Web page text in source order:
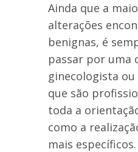
Ainda que a
alterações
benignas, é
passar por uma
ginecologista
que são
toda a
como a
mais específicos.